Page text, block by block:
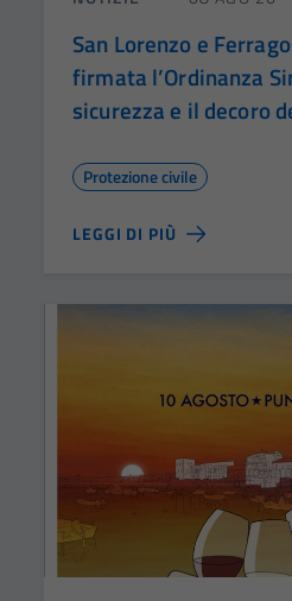
San Lorenzo e
firmata l’Ordinanza
sicurezza e il decoro
Protezione civile
LEGGI DI PIÙ